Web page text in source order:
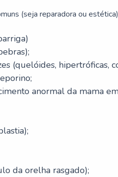
(seja reparadora ou
(quelóides, hipertróficas,
anormal da mama
da orelha rasgado);